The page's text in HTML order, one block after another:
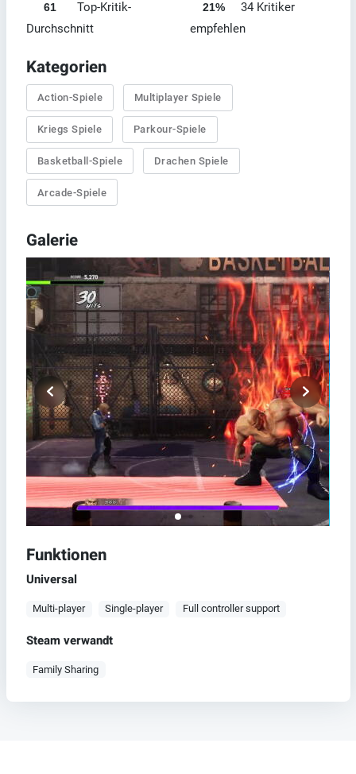
61
Top-Kritik-
Durchschnitt
21%
34 Kritiker
empfehlen
Kategorien
Action-Spiele Multiplayer Spiele
Kriegs Spiele Parkour-Spiele
Basketball-Spiele Drachen Spiele
Arcade-Spiele
Galerie
Funktionen
Universal
Multi-player Single-player Full controller support
Steam verwandt
Family Sharing